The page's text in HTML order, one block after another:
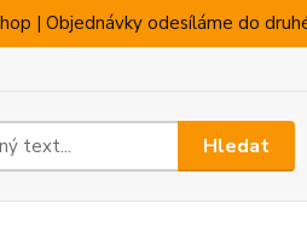
| Objednávky odesíláme do
Hledat